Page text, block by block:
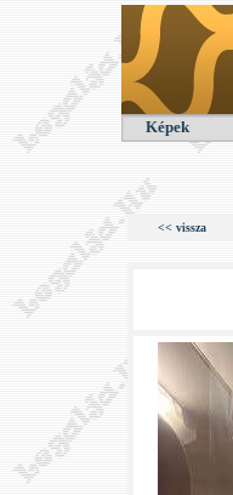
Képek
<< vissza